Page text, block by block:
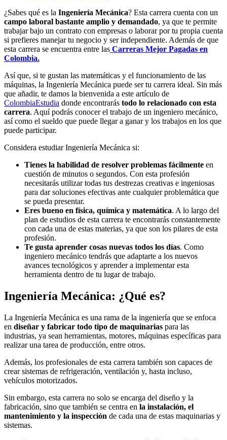
¿Sabes qué es la Ingeniería Mecánica? Esta carrera cuenta con un
campo laboral bastante amplio y demandado, ya que te permite
trabajar bajo un contrato con empresas o laborar por tu propia cuenta
si prefieres manejar tu negocio y ser independiente. Además de que
esta carrera se encuentra entre las Carreras Mejor Pagadas en
Colombia.
Así que, si te gustan las matemáticas y el funcionamiento de las
máquinas, la Ingeniería Mecánica puede ser tu carrera ideal. Sin más
que añadir, te damos la bienvenida a este artículo de
ColombiaEstudia donde encontrarás todo lo relacionado con esta
carrera. Aquí podrás conocer el trabajo de un ingeniero mecánico,
así como el sueldo que puede llegar a ganar y los trabajos en los que
puede participar.
Considera estudiar Ingeniería Mecánica si:
Tienes la habilidad de resolver problemas fácilmente en
cuestión de minutos o segundos. Con esta profesión
necesitarás utilizar todas tus destrezas creativas e ingeniosas
para dar soluciones efectivas ante cualquier problemática que
se pueda presentar.
Eres bueno en física, química y matemática. A lo largo del
plan de estudios de esta carrera te encontrarás constantemente
con cada una de estas materias, ya que son los pilares de esta
profesión.
Te gusta aprender cosas nuevas todos los días. Como
ingeniero mecánico tendrás que adaptarte a los nuevos
avances tecnológicos y aprender a implementar esta
herramienta dentro de tu lugar de trabajo.
Ingeniería Mecánica: ¿Qué es?
La Ingeniería Mecánica es una rama de la ingeniería que se enfoca
en diseñar y fabricar todo tipo de maquinarias para las
industrias, ya sean herramientas, motores, máquinas específicas para
realizar una tarea de producción, entre otros.
Además, los profesionales de esta carrera también son capaces de
crear sistemas de refrigeración, ventilación y, hasta incluso,
vehículos motorizados.
Sin embargo, esta carrera no solo se encarga del diseño y la
fabricación, sino que también se centra en la instalación, el
mantenimiento y la inspección de cada una de estas maquinarias y
sistemas.